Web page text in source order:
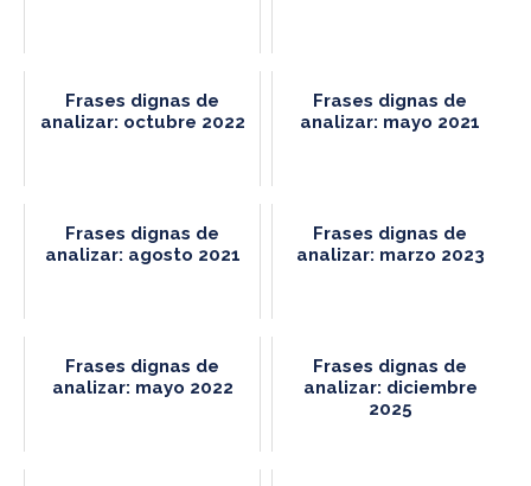
Frases dignas de
analizar: octubre 2022
Frases dignas de
analizar: mayo 2021
Frases dignas de
analizar: agosto 2021
Frases dignas de
analizar: marzo 2023
Frases dignas de
analizar: mayo 2022
Frases dignas de
analizar: diciembre
2025